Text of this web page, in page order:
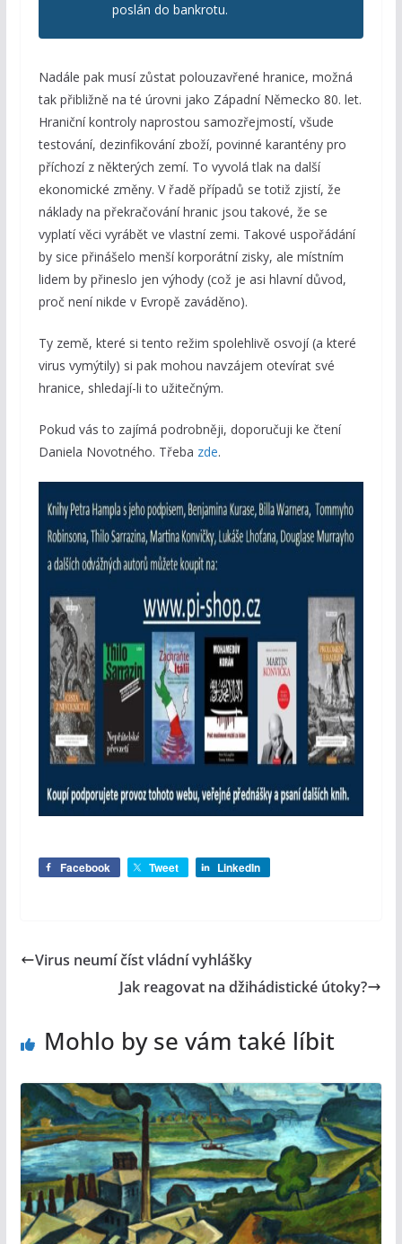
poslán do bankrotu.
Nadále pak musí zůstat polouzavřené hranice, možná
tak přibližně na té úrovni jako Západní Německo 80. let.
Hraniční kontroly naprostou samozřejmostí, všude
testování, dezinfikování zboží, povinné karantény pro
příchozí z některých zemí. To vyvolá tlak na další
ekonomické změny. V řadě případů se totiž zjistí, že
náklady na překračování hranic jsou takové, že se
vyplatí věci vyrábět ve vlastní zemi. Takové uspořádání
by sice přinášelo menší korporátní zisky, ale místním
lidem by přineslo jen výhody (což je asi hlavní důvod,
proč není nikde v Evropě zaváděno).
Ty země, které si tento režim spolehlivě osvojí (a které
virus vymýtily) si pak mohou navzájem otevírat své
hranice, shledají-li to užitečným.
Pokud vás to zajímá podrobněji, doporučuji ke čtení
Daniela Novotného. Třeba zde.
Facebook Tweet LinkedIn
Virus neumí číst vládní vyhlášky
Jak reagovat na džihádistické útoky?
Mohlo by se vám také líbit